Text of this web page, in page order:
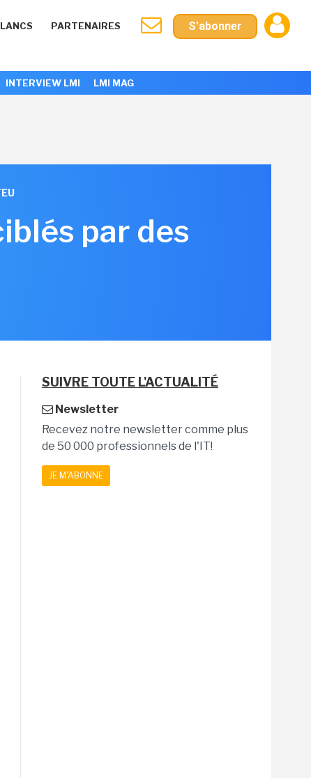
PARTENAIRES S'abonner
INTERVIEW LMI LMI MAG
par des
SUIVRE TOUTE L'ACTUALITÉ
Newsletter
Recevez notre newsletter comme plus
de 50 000 professionnels de l'IT!
JE M'ABONNE